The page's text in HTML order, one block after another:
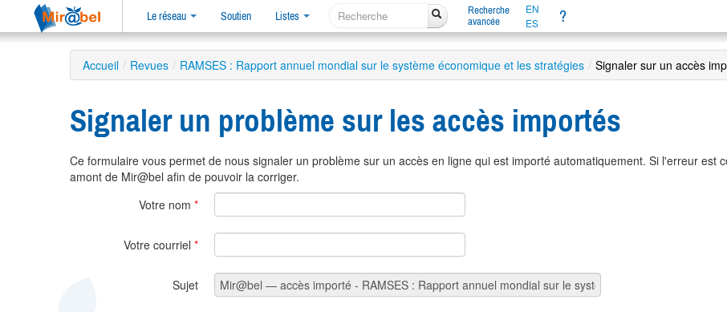
Le réseau Soutien Listes
Recherche
avancée
EN
ES
?
Accueil / Revues / RAMSES : Rapport annuel mondial sur le système économique et les stratégies / Signaler sur un accès
Signaler un problème sur les accès importés
Ce formulaire vous permet de nous signaler un problème sur un accès en ligne qui est importé automatiquement. Si l'erreur est
amont de Mir@bel afin de pouvoir la corriger.
Votre nom *
Votre courriel *
Sujet